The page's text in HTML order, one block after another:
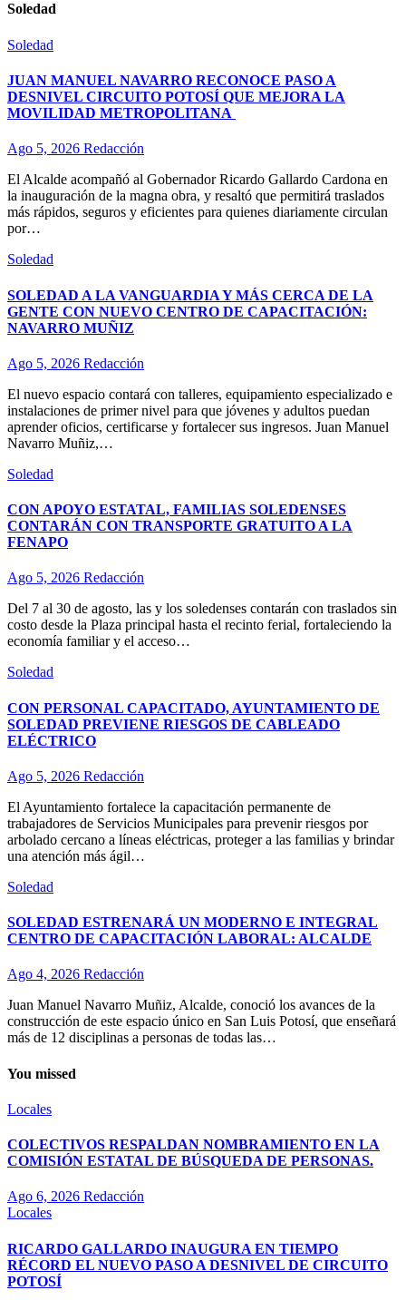
Soledad
Soledad
JUAN MANUEL NAVARRO RECONOCE PASO A
DESNIVEL CIRCUITO POTOSÍ QUE MEJORA LA
MOVILIDAD METROPOLITANA
Ago 5, 2026 Redacción
El Alcalde acompañó al Gobernador Ricardo Gallardo Cardona en
la inauguración de la magna obra, y resaltó que permitirá traslados
más rápidos, seguros y eficientes para quienes diariamente circulan
por…
Soledad
SOLEDAD A LA VANGUARDIA Y MÁS CERCA DE LA
GENTE CON NUEVO CENTRO DE CAPACITACIÓN:
NAVARRO MUÑIZ
Ago 5, 2026 Redacción
El nuevo espacio contará con talleres, equipamiento especializado e
instalaciones de primer nivel para que jóvenes y adultos puedan
aprender oficios, certificarse y fortalecer sus ingresos. Juan Manuel
Navarro Muñiz,…
Soledad
CON APOYO ESTATAL, FAMILIAS SOLEDENSES
CONTARÁN CON TRANSPORTE GRATUITO A LA
FENAPO
Ago 5, 2026 Redacción
Del 7 al 30 de agosto, las y los soledenses contarán con traslados sin
costo desde la Plaza principal hasta el recinto ferial, fortaleciendo la
economía familiar y el acceso…
Soledad
CON PERSONAL CAPACITADO, AYUNTAMIENTO DE
SOLEDAD PREVIENE RIESGOS DE CABLEADO
ELÉCTRICO
Ago 5, 2026 Redacción
El Ayuntamiento fortalece la capacitación permanente de
trabajadores de Servicios Municipales para prevenir riesgos por
arbolado cercano a líneas eléctricas, proteger a las familias y brindar
una atención más ágil…
Soledad
SOLEDAD ESTRENARÁ UN MODERNO E INTEGRAL
CENTRO DE CAPACITACIÓN LABORAL: ALCALDE
Ago 4, 2026 Redacción
Juan Manuel Navarro Muñiz, Alcalde, conoció los avances de la
construcción de este espacio único en San Luis Potosí, que enseñará
más de 12 disciplinas a personas de todas las…
You missed
Locales
COLECTIVOS RESPALDAN NOMBRAMIENTO EN LA
COMISIÓN ESTATAL DE BÚSQUEDA DE PERSONAS.
Ago 6, 2026 Redacción
Locales
RICARDO GALLARDO INAUGURA EN TIEMPO
RÉCORD EL NUEVO PASO A DESNIVEL DE CIRCUITO
POTOSÍ